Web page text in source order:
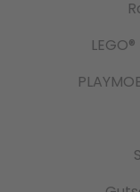
LEGO®